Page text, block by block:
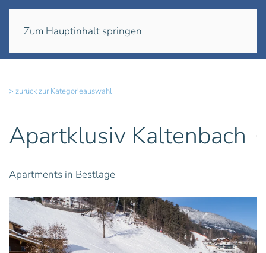
Zum Hauptinhalt springen
> zurück zur Kategorieauswahl
Apartklusiv Kaltenbach
Apartments in Bestlage